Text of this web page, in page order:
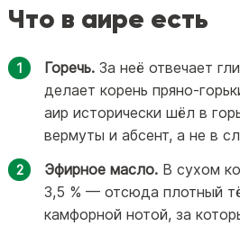
Что в аире есть
Горечь. За неё отвечает
делает корень пряно-
аир исторически шёл в
вермуты и абсент, а не в
Эфирное масло. В сухом
3,5 % — отсюда плотный
камфорной нотой, за